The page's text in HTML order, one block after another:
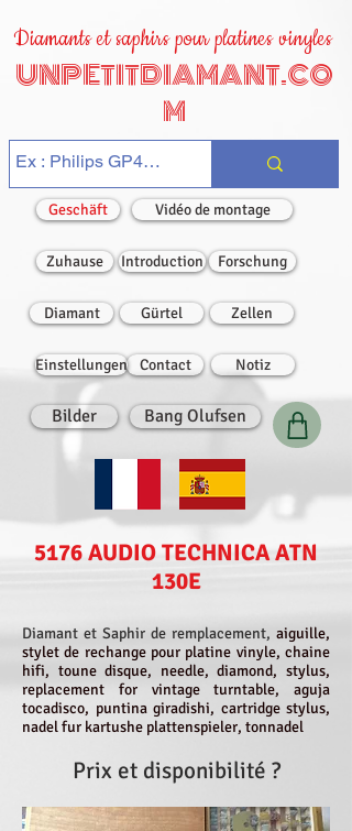
Diamants et saphirs pour platines vinyles
UNPETITDIAMANT.CO
M
Geschäft Vidéo de montage
Zuhause Introduction Forschung
Diamant Gürtel Zellen
Einstellungen Contact Notiz
Bilder Bang Olufsen
5176 AUDIO TECHNICA ATN
130E
Diamant et Saphir de remplacement, aiguille,
stylet de rechange pour platine vinyle, chaine
hifi, toune disque, needle, diamond, stylus,
replacement for vintage turntable, aguja
tocadisco, puntina giradishi, cartridge stylus,
nadel fur kartushe plattenspieler, tonnadel
Prix et disponibilité ?